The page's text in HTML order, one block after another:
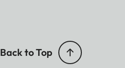
Back to Top